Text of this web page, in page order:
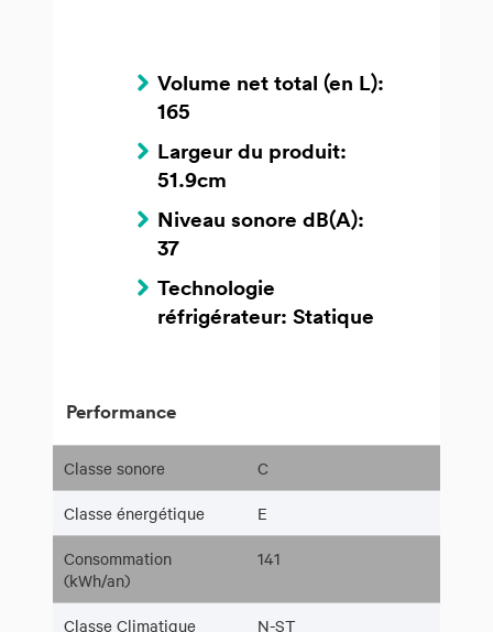
Volume net total (en L):
165
Largeur du produit:
51.9cm
Niveau sonore dB(A):
37
Technologie
réfrigérateur: Statique
Performance
Classe sonore C
Classe énergétique E
Consommation
(kWh/an)
141
Classe Climatique N-ST